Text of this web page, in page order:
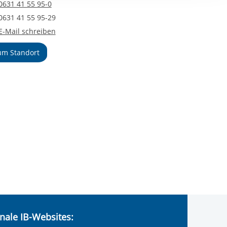
setzen wir
41 55 95-0
41 55 95-29
Mail an Freiwilligendienste Kaiserslautern
Mail schreiben
Standort
IB-Websites: